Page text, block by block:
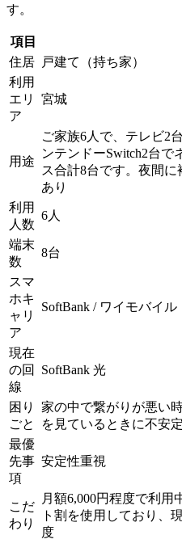
す。
項目
住居
戸建て（持ち家）
利用
エリ
ア
宮城
用途
ご家族6人で、テレビ2
ンテンドーSwitch2台で
ス合計8台です。夜間
あり
利用
人数
6人
端末
数
8台
スマ
ホキ
ャリ
ア
SoftBank / ワイモバイル
現在
の回
線
SoftBank 光
困り
ごと
家の中で繋がりが悪い
を見ているときに不安
最優
先事
項
安定性重視
こだ
わり
月額6,000円程度で利用
ト割を使用しており、
度